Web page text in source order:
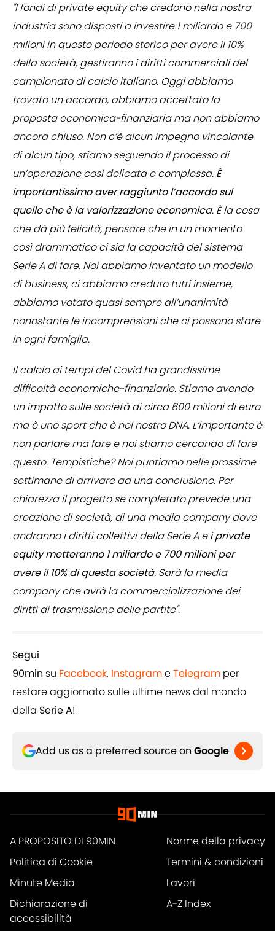
"I fondi di private equity che credono nella nostra
industria sono disposti a investire 1 miliardo e 700
milioni in questo periodo storico per avere il 10%
della società, gestiranno i diritti commerciali del
campionato di calcio italiano. Oggi abbiamo
trovato un accordo, abbiamo accettato la
proposta economica-finanziaria ma non abbiamo
ancora chiuso. Non c’è alcun impegno vincolante
di alcun tipo, stiamo seguendo il processo di
un’operazione così delicata e complessa. È
importantissimo aver raggiunto l’accordo sul
quello che è la valorizzazione economica. È la cosa
che dà più felicità, pensare che in un momento
così drammatico ci sia la capacità del sistema
Serie A di fare. Noi abbiamo inventato un modello
di business, ci abbiamo creduto tutti insieme,
abbiamo votato quasi sempre all’unanimità
nonostante le incomprensioni che ci possono stare
in ogni famiglia.
Il calcio ai tempi del Covid ha grandissime
difficoltà economiche-finanziarie. Stiamo avendo
un impatto sulle società di circa 600 milioni di euro
ma è uno sport che è nel nostro DNA. L’importante è
non parlare ma fare e noi stiamo cercando di fare
questo. Tempistiche? Noi puntiamo nelle prossime
settimane di arrivare ad una conclusione. Per
chiarezza il progetto se completato prevede una
creazione di società, di una media company dove
andranno i diritti collettivi della Serie A ei private
equity metteranno 1 miliardo e 700 milioni per
avere il 10% di questa società. Sarà la media
company che avrà la commercializzazione dei
diritti di trasmissione delle partite".
Segui
90min su Facebook, InstagrameTelegram per
restare aggiornato sulle ultime news dal mondo
della Serie A!
Add us as a preferred source on Google
A PROPOSITO DI 90MIN
Norme della privacy
Politica di Cookie
Termini & condizioni
Minute Media
Lavori
Dichiarazione di
accessibilità
A-Z Index